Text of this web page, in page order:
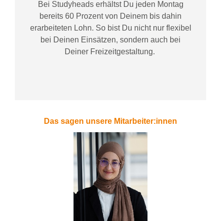
Bei Studyheadserhältst Du jeden Montag
bereits 60 Prozent von Deinem bis dahin
erarbeiteten Lohn. So bist Du nicht nur flexibel
bei Deinen Einsätzen, sondern auch bei
DeinerFreizeitgestaltung.
Das sagen unsere Mitarbeiter:innen